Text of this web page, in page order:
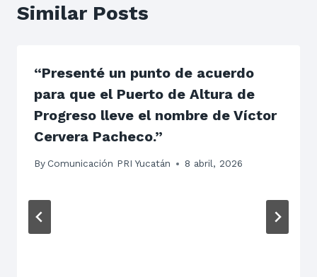
Similar Posts
“Presenté un punto de acuerdo
para que el Puerto de Altura de
Progreso lleve el nombre de Víctor
Cervera Pacheco.”
By Comunicación PRI Yucatán 8 abril, 2026